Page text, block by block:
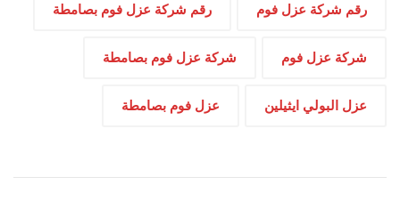
رقم شركة عزل فوم رقم شركة عزل فوم بصامطة
شركة عزل فوم شركة عزل فوم بصامطة
عزل البولي ايثيلين عزل فوم بصامطة